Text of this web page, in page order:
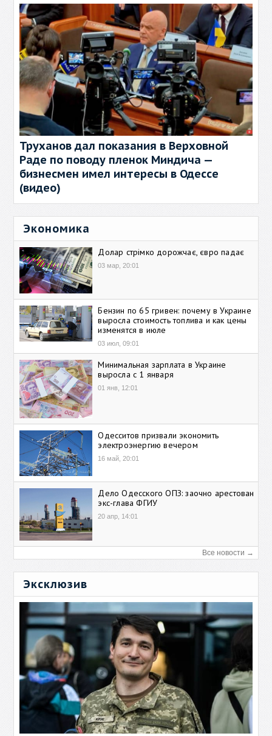
Труханов дал показания в Верховной
Раде по поводу пленок Миндича —
бизнесмен имел интересы в Одессе
(видео)
Экономика
Долар стрімко дорожчає, євро падає
03 мар, 20:01
Бензин по 65 гривен: почему в Украине
выросла стоимость топлива и как цены
изменятся в июле
03 июл, 09:01
Минимальная зарплата в Украине
выросла с 1 января
01 янв, 12:01
Одесситов призвали экономить
электроэнергию вечером
16 май, 20:01
Дело Одесского ОПЗ: заочно арестован
экс-глава ФГИУ
20 апр, 14:01
Все новости →
Эксклюзив